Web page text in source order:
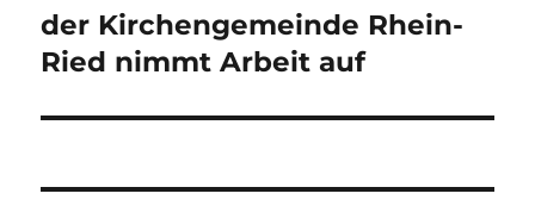
der Kirchengemeinde Rhein-
Ried nimmt Arbeit auf